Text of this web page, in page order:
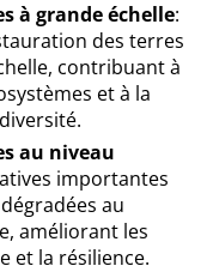
à grande échelle:
des terres
contribuant à
et à la
au niveau
importantes
au
améliorant les
et la résilience.